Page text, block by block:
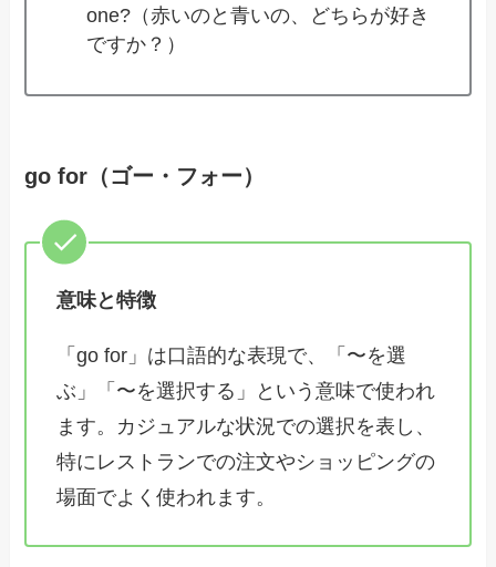
one?（赤いのと青いの、どちらが好き
ですか？）
go for（ゴー・フォー）
意味と特徴
「go for」は口語的な表現で、「〜を選
ぶ」「〜を選択する」という意味で使われ
ます。カジュアルな状況での選択を表し、
特にレストランでの注文やショッピングの
場面でよく使われます。